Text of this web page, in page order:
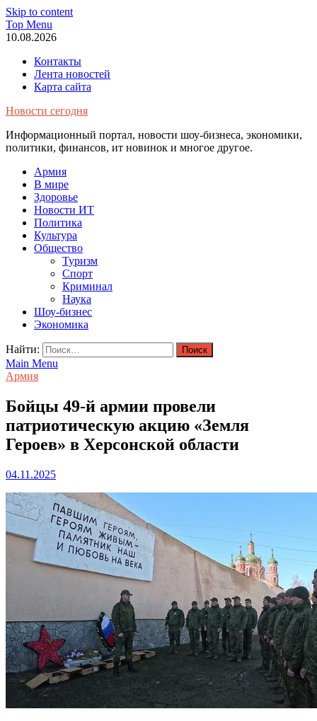
Skip to content
Top Menu
10.08.2026
Контакты
Лента новостей
Карта сайта
Новости сегодня
Информационный портал, новости шоу-бизнеса, экономики,
политики, финансов, ит новинок и многое другое.
Армия
В мире
Здоровье
Новости ИТ
Политика
Культура
Общество
Туризм
Спорт
Криминал
Наука
Шоу-бизнес
Экономика
Найти:
Main Menu
Армия
Бойцы 49-й армии провели
патриотическую акцию «Земля
Героев» в Херсонской области
04.11.2025